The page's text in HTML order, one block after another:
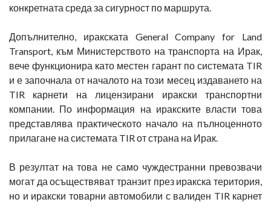
конкретната среда за сигурност по маршрута.
Допълнително, иракската General Company for Land
Transport, към Министерството на транспорта на Ирак,
вече функционира като местен гарант по системата TIR
и е започнала от началото на този месец издаването на
TIR карнети на лицензирани иракски транспортни
компании. По информация на иракските власти това
представлява практическото начало на пълноценното
прилагане на системата TIR от страна на Ирак.
В резултат на това не само чуждестранни превозвачи
могат да осъществяват транзит през иракска територия,
но и иракски товарни автомобили с валиден TIR карнет